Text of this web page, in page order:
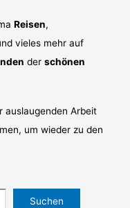
Reisen,
vieles mehr auf
derschönen
auslaugenden Arbeit
um wieder zu den
Suchen